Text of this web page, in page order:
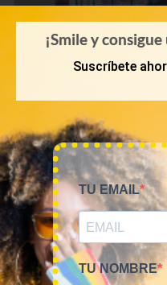
PRIMAVERA-VERANO
Bala 45kg camisetas USA
Sports 16€/kg
720,00€ (sin IVA)
¡Smile y
Suscríbete
TU EMAIL
TU NOMBRE